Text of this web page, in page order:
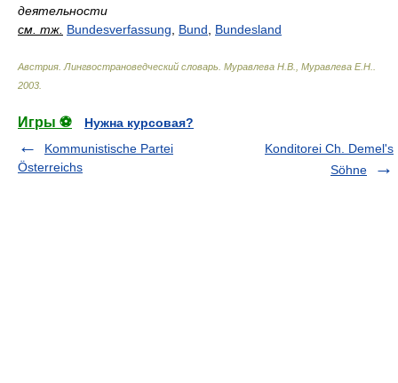
деятельности
см. тж. Bundesverfassung Bund Bundesland
Австрия. Лингвострановедческий словарь Муравлева Н.В., Муравлева Е.Н.
2003
Игры ⚽
Нужна курсовая?
Kommunistische Partei
Österreichs
Konditorei Ch. Demel's
Söhne